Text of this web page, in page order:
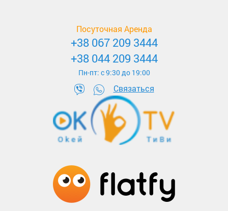
Посуточная Аренда
+38 067 209 3444
+38 044 209 3444
Пн-пт: c 9:30 до 19:00
Связаться